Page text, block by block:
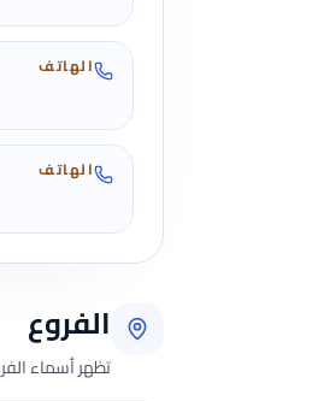
الهاتف
الهاتف
الفروع
تظهر أسماء